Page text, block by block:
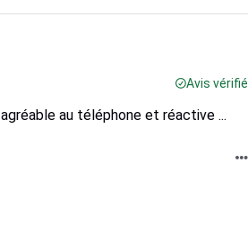
Avis vérifié
au téléphone et réactive ...